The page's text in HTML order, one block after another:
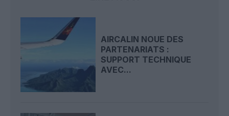
AIRCALIN NOUE DES
PARTENARIATS :
SUPPORT TECHNIQUE
AVEC...